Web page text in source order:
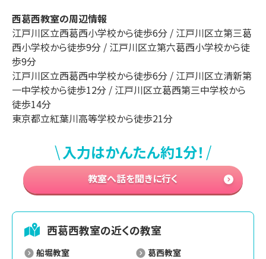
西葛西教室の周辺情報
江戸川区立西葛西小学校から徒歩6分 / 江戸川区立第三葛
西小学校から徒歩9分 / 江戸川区立第六葛西小学校から徒
歩9分
江戸川区立西葛西中学校から徒歩6分 / 江戸川区立清新第
一中学校から徒歩12分 / 江戸川区立葛西第三中学校から
徒歩14分
東京都立紅葉川高等学校から徒歩21分
\ 入力はかんたん約1分！ /
教室へ話を聞きに行く
西葛西教室の近くの教室
船堀教室
葛西教室